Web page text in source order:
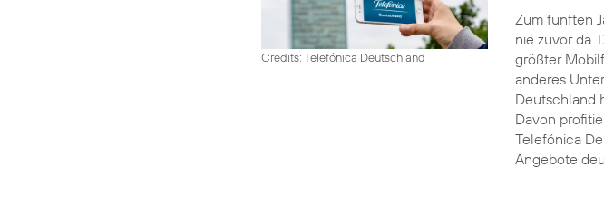
Credits: Telefónica Deutschland
Zum fünften
nie zuvor da.
größter
anderes
Deutschland
Davon
Telefónica
Angebote